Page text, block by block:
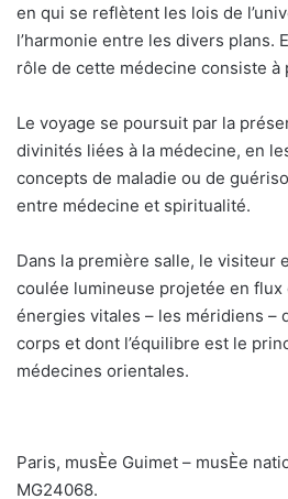
en qui se reflètent les lois de
l’harmonie entre les divers plans.
rôle de cette médecine consiste à
Le voyage se poursuit par la
divinités liées à la médecine, en
concepts de maladie ou de
entre médecine et spiritualité.
Dans la première salle, le visiteur
coulée lumineuse projetée en
énergies vitales – les méridiens –
corps et dont l’équilibre est le
médecines orientales.
Paris, musÈe Guimet – musÈe
MG24068.